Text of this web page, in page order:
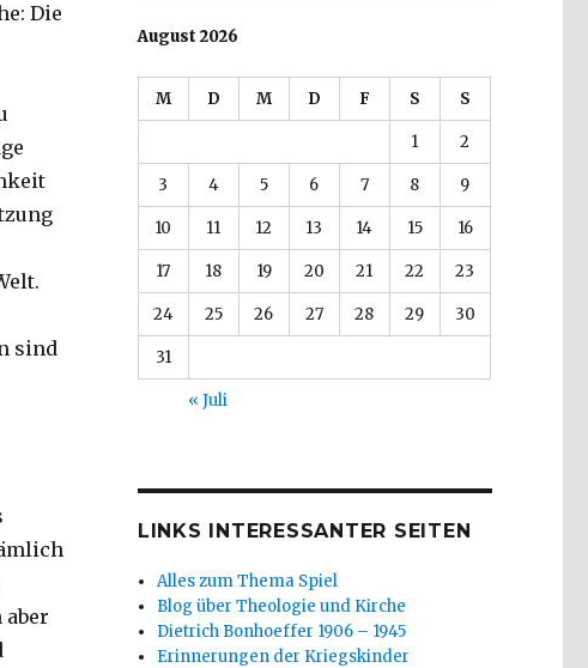
Die
sind
August 2026
M D M D F S S
1 2
3 4 5 6 7 8 9
10 11 12 13 14 15 16
17 18 19 20 21 22 23
24 25 26 27 28 29 30
31
« Juli
LINKS INTERESSANTER SEITEN
Alles zum Thema Spiel
Blog über Theologie und Kirche
Dietrich Bonhoeffer 1906 – 1945
Erinnerungen der Kriegskinder